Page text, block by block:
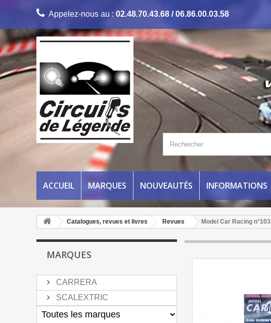
Appelez-nous au : 02.48.70.43.68 / 06.86.00.03.58
ACCUEIL MARQUES NOUVEAUTÉS INFORMATIONS
Catalogues, revues et livres Revues Model Car Racing n°103
MARQUES
CARRERA
SCALEXTRIC